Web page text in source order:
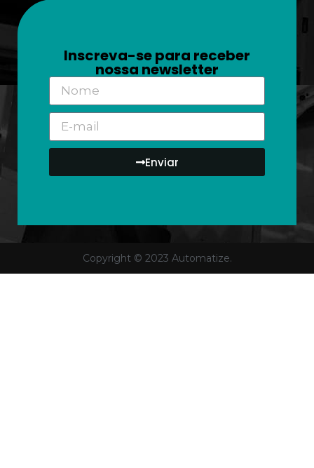
Inscreva-se para receber
nossa newsletter
Enviar
Copyright © 2023 Automatize.